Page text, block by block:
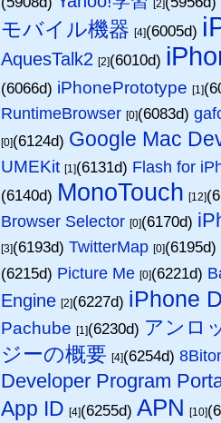
[2]
モバイル機器 [4](6005d)
AquesTalk2 [2](6010d)
(6066d) iPhonePrototype [1]
RuntimeBrowser [0](6083d)
[0](6124d) Google Mac
UMEKit [1](6131d) Flash for
(6140d) MonoTouch [12]
Browser Selector [0](6170d)
[3](6193d)TwitterMap [0](6195d)
(6215d) Picture Me [0](6221d)
Engine [2](6227d) iPhone
Pachube [1](6230d) アンロ
ジーの概要 [4](6254d)
Developer Program
App ID [4](6255d)APN [10]